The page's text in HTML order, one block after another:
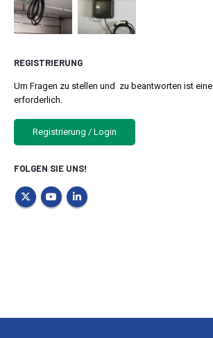
REGISTRIERUNG
Um Fragen zu stellen und zu beantworten ist eine
erforderlich.
Registrierung / Login
FOLGEN SIE UNS!